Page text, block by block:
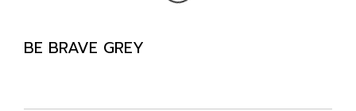
BE BRAVE GREY